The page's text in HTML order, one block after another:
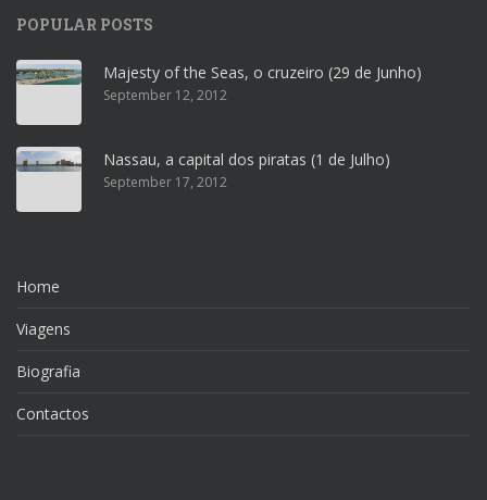
POPULAR POSTS
Majesty of the Seas, o cruzeiro (29 de Junho)
September 12, 2012
Nassau, a capital dos piratas (1 de Julho)
September 17, 2012
Home
Viagens
Biografia
Contactos